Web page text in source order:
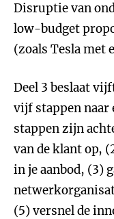
Disruptie van
low-budget
(zoals Tesla met
Deel 3 beslaat
vijf stappen naar
stappen zijn
van de klant op,
in je aanbod, (3)
(5) versnel de